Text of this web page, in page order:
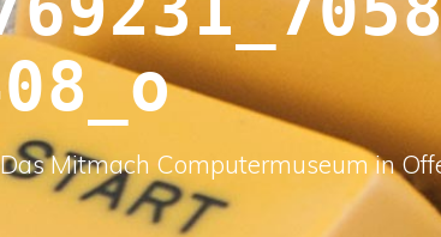
Mitmach Computermuseum in